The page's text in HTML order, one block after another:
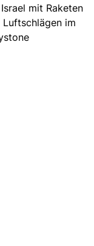
mit Raketen
im